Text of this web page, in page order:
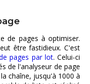
de pages à optimiser.
être fastidieux. C'est
pages par lot. Celui-ci
de l'analyseur de page
chaîne, jusqu'à 1000 à